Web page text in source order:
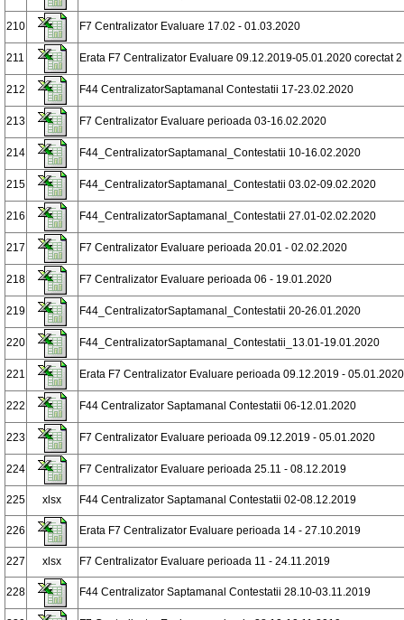
210 F7 Centralizator Evaluare 17.02 - 01.03.2020
211 Erata F7 Centralizator Evaluare 09.12.2019-05.01.2020 corectat 2
212 F44 CentralizatorSaptamanal Contestatii 17-23.02.2020
213 F7 Centralizator Evaluare perioada 03-16.02.2020
214 F44_CentralizatorSaptamanal_Contestatii 10-16.02.2020
215 F44_CentralizatorSaptamanal_Contestatii 03.02-09.02.2020
216 F44_CentralizatorSaptamanal_Contestatii 27.01-02.02.2020
217 F7 Centralizator Evaluare perioada 20.01 - 02.02.2020
218 F7 Centralizator Evaluare perioada 06 - 19.01.2020
219 F44_CentralizatorSaptamanal_Contestatii 20-26.01.2020
220 F44_CentralizatorSaptamanal_Contestatii_13.01-19.01.2020
221 Erata F7 Centralizator Evaluare perioada 09.12.2019 - 05.01.2020
222 F44 Centralizator Saptamanal Contestatii 06-12.01.2020
223 F7 Centralizator Evaluare perioada 09.12.2019 - 05.01.2020
224 F7 Centralizator Evaluare perioada 25.11 - 08.12.2019
225 xlsx F44 Centralizator Saptamanal Contestatii 02-08.12.2019
226 Erata F7 Centralizator Evaluare perioada 14 - 27.10.2019
227 xlsx F7 Centralizator Evaluare perioada 11 - 24.11.2019
228 F44 Centralizator Saptamanal Contestatii 28.10-03.11.2019